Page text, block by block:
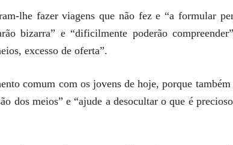
lhe fazer viagens que não fez e “a formular
bizarra” e “dificilmente poderão
excesso de oferta”.
comum com os jovens de hoje, porque
dos meios” e “ajude a desocultar o que é